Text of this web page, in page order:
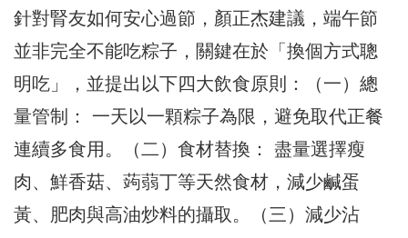
針對腎友如何安心過節，顏正杰建議，端午節
並非完全不能吃粽子，關鍵在於「換個方式聰
明吃」，並提出以下四大飲食原則：（一）總
量管制： 一天以一顆粽子為限，避免取代正餐
連續多食用。（二）食材替換： 盡量選擇瘦
肉、鮮香菇、蒟蒻丁等天然食材，減少鹹蛋
黃、肥肉與高油炒料的攝取。（三）減少沾